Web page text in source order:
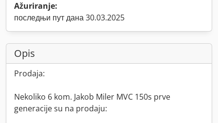
Ažuriranje:
последњи пут дана 30.03.2025
Opis
Prodaja:
Nekoliko 6 kom. Jakob Miler MVC 150s prve
generacije su na prodaju: